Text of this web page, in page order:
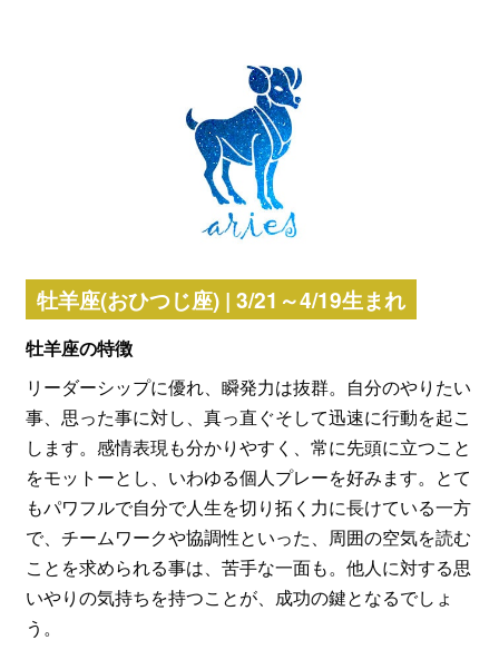
牡羊座(おひつじ座) | 3/21～4/19生まれ
牡羊座の特徴
リーダーシップに優れ、瞬発力は抜群。自分のやりたい
事、思った事に対し、真っ直ぐそして迅速に行動を起こ
します。感情表現も分かりやすく、常に先頭に立つこと
をモットーとし、いわゆる個人プレーを好みます。とて
もパワフルで自分で人生を切り拓く力に長けている一方
で、チームワークや協調性といった、周囲の空気を読む
ことを求められる事は、苦手な一面も。他人に対する思
いやりの気持ちを持つことが、成功の鍵となるでしょ
う。